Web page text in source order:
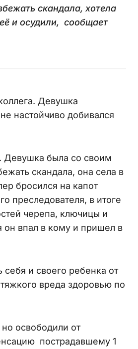
скандала, хотела
и осудили, сообщает
Девушка
настойчиво добивался
Девушка была со своим
скандала, она села в
бросился на капот
преследователя, в итоге
черепа, ключицы и
впал в кому и пришел в
и своего ребенка от
вреда здоровью по
освободили от
пострадавшему 1